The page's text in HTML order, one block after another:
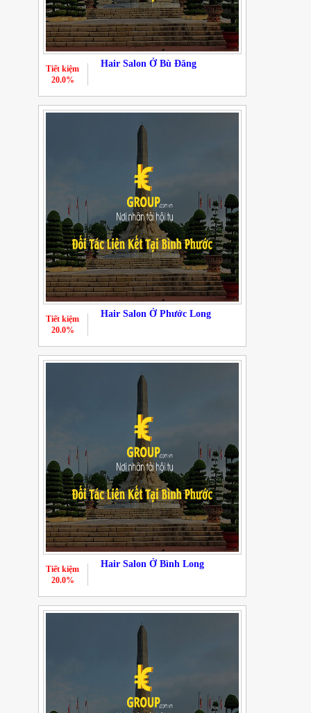
Hair Salon Ở Bù Đăng
Tiết kiệm
20.0%
Hair Salon Ở Phước Long
Tiết kiệm
20.0%
Hair Salon Ở Bình Long
Tiết kiệm
20.0%